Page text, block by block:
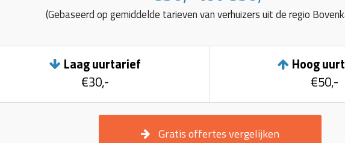
(Gebaseerd op gemiddelde tarieven van verhuizers uit de regio
Laag uurtarief
€30,-
Hoog
€50,-
Gratis offertes vergelijken